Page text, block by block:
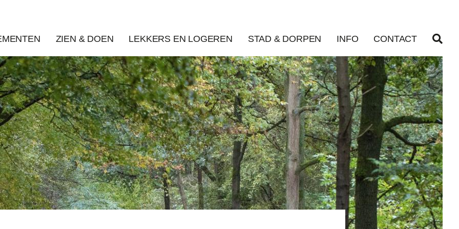
ZIEN & DOEN LEKKERS EN LOGEREN STAD & DORPEN INFO CONTACT